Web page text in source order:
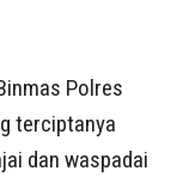
Polres
terciptanya
dan waspadai